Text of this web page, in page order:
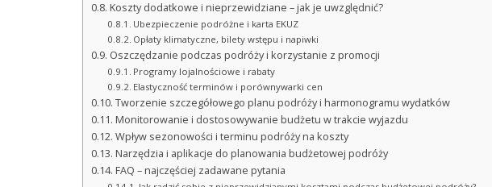
Koszty dodatkowe i nieprzewidziane – jak je uwzględnić?
Ubezpieczenie podróżne i karta EKUZ
Opłaty klimatyczne, bilety wstępu i napiwki
Oszczędzanie podczas podróży i korzystanie z promocji
Programy lojalnościowe i rabaty
Elastyczność terminów i porównywarki cen
Tworzenie szczegółowego planu podróży i harmonogramu wydatków
Monitorowanie i dostosowywanie budżetu w trakcie wyjazdu
Wpływ sezonowości i terminu podróży na koszty
Narzędzia i aplikacje do planowania budżetowej podróży
FAQ – najczęściej zadawane pytania